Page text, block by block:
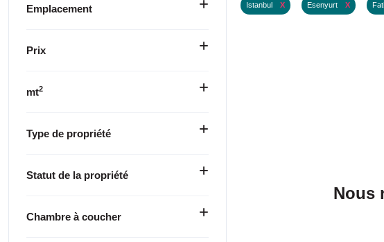
Emplacement
Prix
mt2
Type de propriété
Statut de la propriété
Chambre à coucher
Istanbul X Esenyurt X
Nous